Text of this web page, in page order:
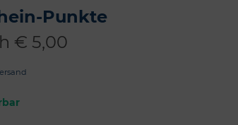
Punkte
€ 5,00